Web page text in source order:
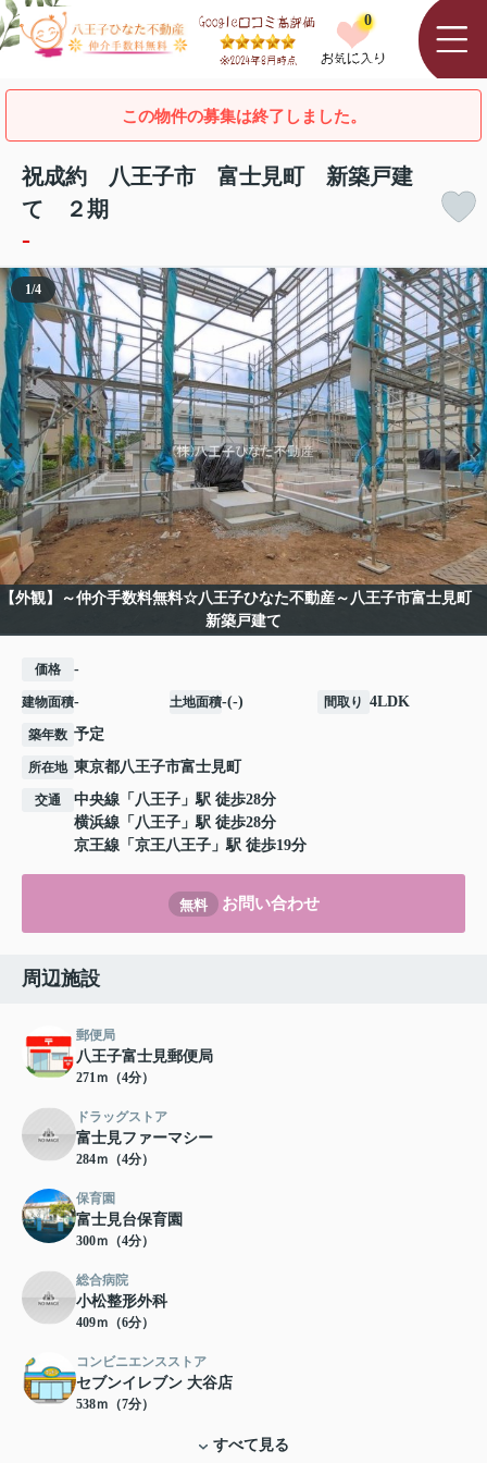
0
この物件の募集は終了しました。
祝成約 八王子市 富士見町 新築戸建
て ２期
-
【外観】～仲介手数料無料☆八王子ひなた不動産～八王子市富士見町
新築戸建て
1/4
価格 -
建物面積- 土地面積-(-) 間取り 4LDK
築年数 予定
所在地 東京都八王子市富士見町
交通 中央線 「 八王子 」駅 徒歩28分
横浜線 「 八王子 」駅 徒歩28分
京王線 「 京王八王子 」駅 徒歩19分
無料 お問い合わせ
周辺施設
郵便局
八王子富士見郵便局
271ｍ（4分）
ドラッグストア
富士見ファーマシー
284ｍ（4分）
保育園
富士見台保育園
300ｍ（4分）
総合病院
小松整形外科
409ｍ（6分）
コンビニエンスストア
セブンイレブン 大谷店
538ｍ（7分）
すべて見る